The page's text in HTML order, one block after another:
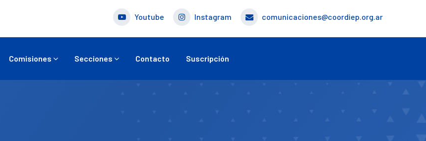
Youtube Instagram comunicaciones@coordiep.org.ar
Comisiones Secciones Contacto Suscripción